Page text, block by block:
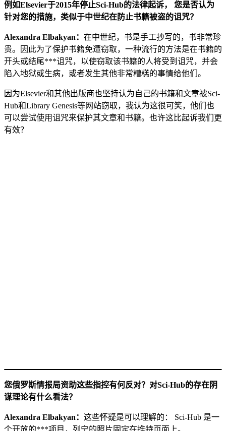
例如Elsevier于2015年停止Sci-Hub的法律起诉， 您是否认为
针对您的措施，类似于中世纪在防止书籍被盗的诅咒？
Alexandra Elbakyan： 在中世纪，书是手工抄写的，书非常珍
贵。因此为了保护书籍免遭窃取，一种流行的方法是在书籍的
开头或结尾***诅咒，以使窃取该书籍的人将受到诅咒，并会
陷入地狱或生病，或者发生其他非常糟糕的事情给他们。
因为Elsevier和其他出版商也坚持认为自己的书籍和文章被Sci-
Hub和Library Genesis等网站窃取，我认为这很可笑，他们也
可以尝试使用诅咒来保护其文章和书籍。也许这比起诉我们更
有效？
您俄罗斯情报局资助这些指控有何反对？对Sci-Hub的存在阴
谋理论有什么看法？
Alexandra Elbakyan： 这些怀疑是可以理解的： Sci-Hub 是一